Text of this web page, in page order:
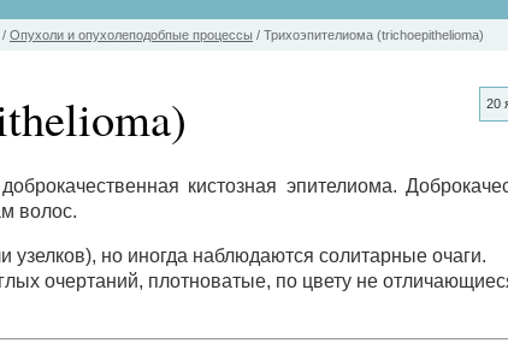
/ Опухоли и опухолеподобпые процессы / Трихоэпителиома (trichoepithelioma)
20
кистозная эпителиома.
волос.
но иногда наблюдаются солитарные очаги.
очертаний, плотноватые, по цвету не